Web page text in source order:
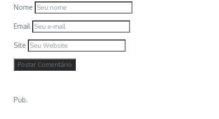
Nome
Email
Site
Pub.